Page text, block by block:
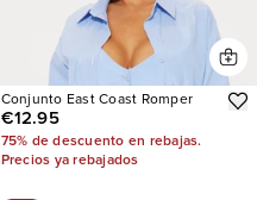
Conjunto East Coast Romper
€12.95
75% de descuento en rebajas.
Precios ya rebajados